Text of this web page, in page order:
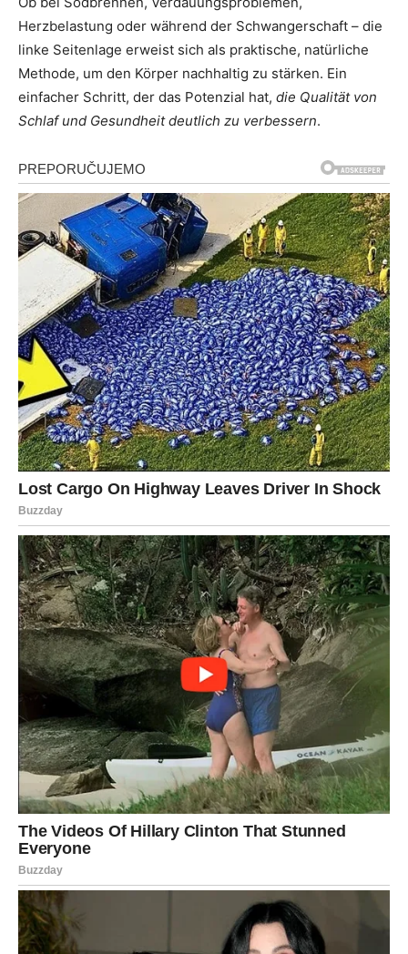
Herzbelastung oder während der Schwangerschaft – die
linke Seitenlage erweist sich als praktische, natürliche
Methode, um den Körper nachhaltig zu stärken. Ein
einfacher Schritt, der das Potenzial hat, die Qualität von
Schlaf und Gesundheit deutlich zu verbessern.